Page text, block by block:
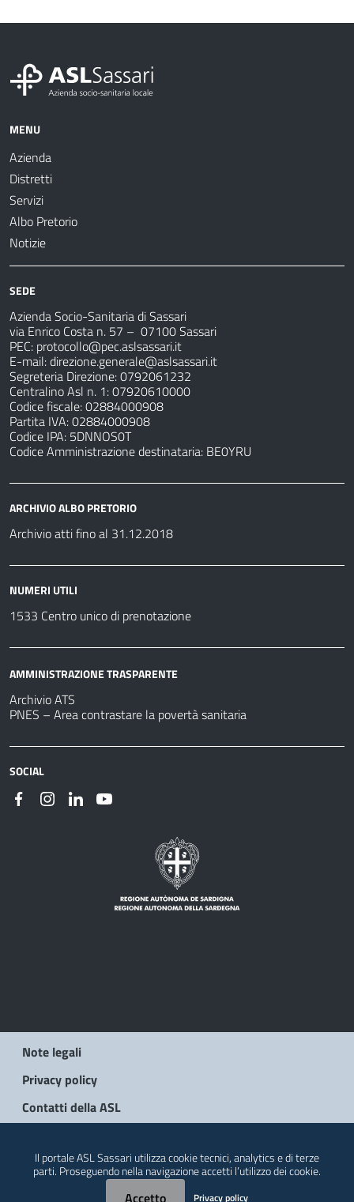
MENU
Azienda
Distretti
Servizi
Albo Pretorio
Notizie
SEDE
Azienda Socio-Sanitaria di Sassari
via Enrico Costa n. 57 – 07100 Sassari
PEC: protocollo@pec.aslsassari.it
E-mail:direzione.generale@aslsassari.it
Segreteria Direzione: 0792061232
Centralino Asl n. 1: 07920610000
Codice fiscale: 02884000908
Partita IVA: 02884000908
Codice IPA: 5DNNOS0T
Codice Amministrazione destinataria: BE0YRU
ARCHIVIO ALBO PRETORIO
Archivio atti fino al 31.12.2018
NUMERI UTILI
1533 Centro unico di prenotazione
AMMINISTRAZIONE TRASPARENTE
Archivio ATS
PNES – Area contrastare la povertà sanitaria
SOCIAL
Note legali
Privacy policy
Contatti della ASL
Il portale ASL Sassari utilizza cookie tecnici, analytics e di terze
parti. Proseguendo nella navigazione accetti l’utilizzo dei cookie.
Privacy policy